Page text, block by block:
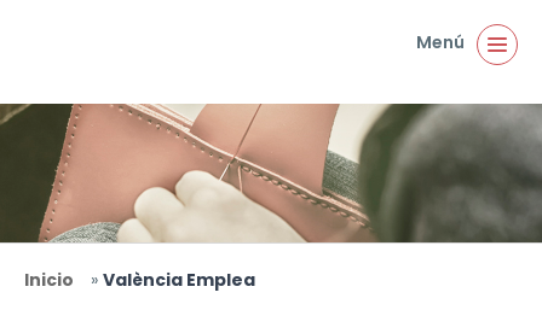
Menú
Usted está aquí
Inicio » València Emplea